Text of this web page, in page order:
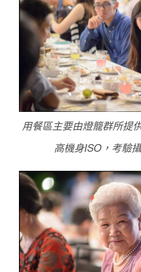
用餐區主要由燈籠群所提
高機身ISO，考驗